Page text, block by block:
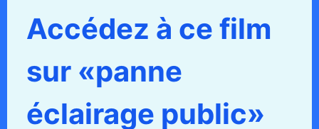
Accédez à ce film
sur «panne
éclairage public»